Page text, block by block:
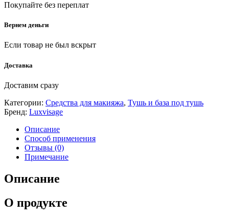
Покупайте без переплат
Вернем деньги
Если товар не был вскрыт
Доставка
Доставим сразу
Категории: Средства для макияжа, Тушь и база под тушь
Бренд: Luxvisage
Описание
Способ применения
Отзывы (0)
Примечание
Описание
О продукте